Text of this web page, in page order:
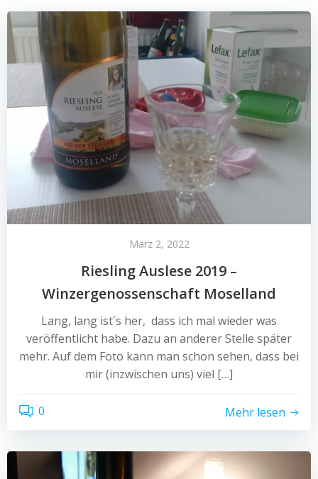
März 2, 2022
Riesling Auslese 2019 –
Winzergenossenschaft Moselland
Lang, lang ist´s her, dass ich mal wieder was
veröffentlicht habe. Dazu an anderer Stelle später
mehr. Auf dem Foto kann man schon sehen, dass bei
mir (inzwischen uns) viel […]
0 Mehr lesen